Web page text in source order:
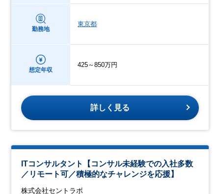
勤務地
東京都
想定年収
425～850万円
詳しく見る
ITコンサルタント【コンサル未経験での入社多数
／リモート可／積極的なチャレンジを応援】
株式会社セントラボ